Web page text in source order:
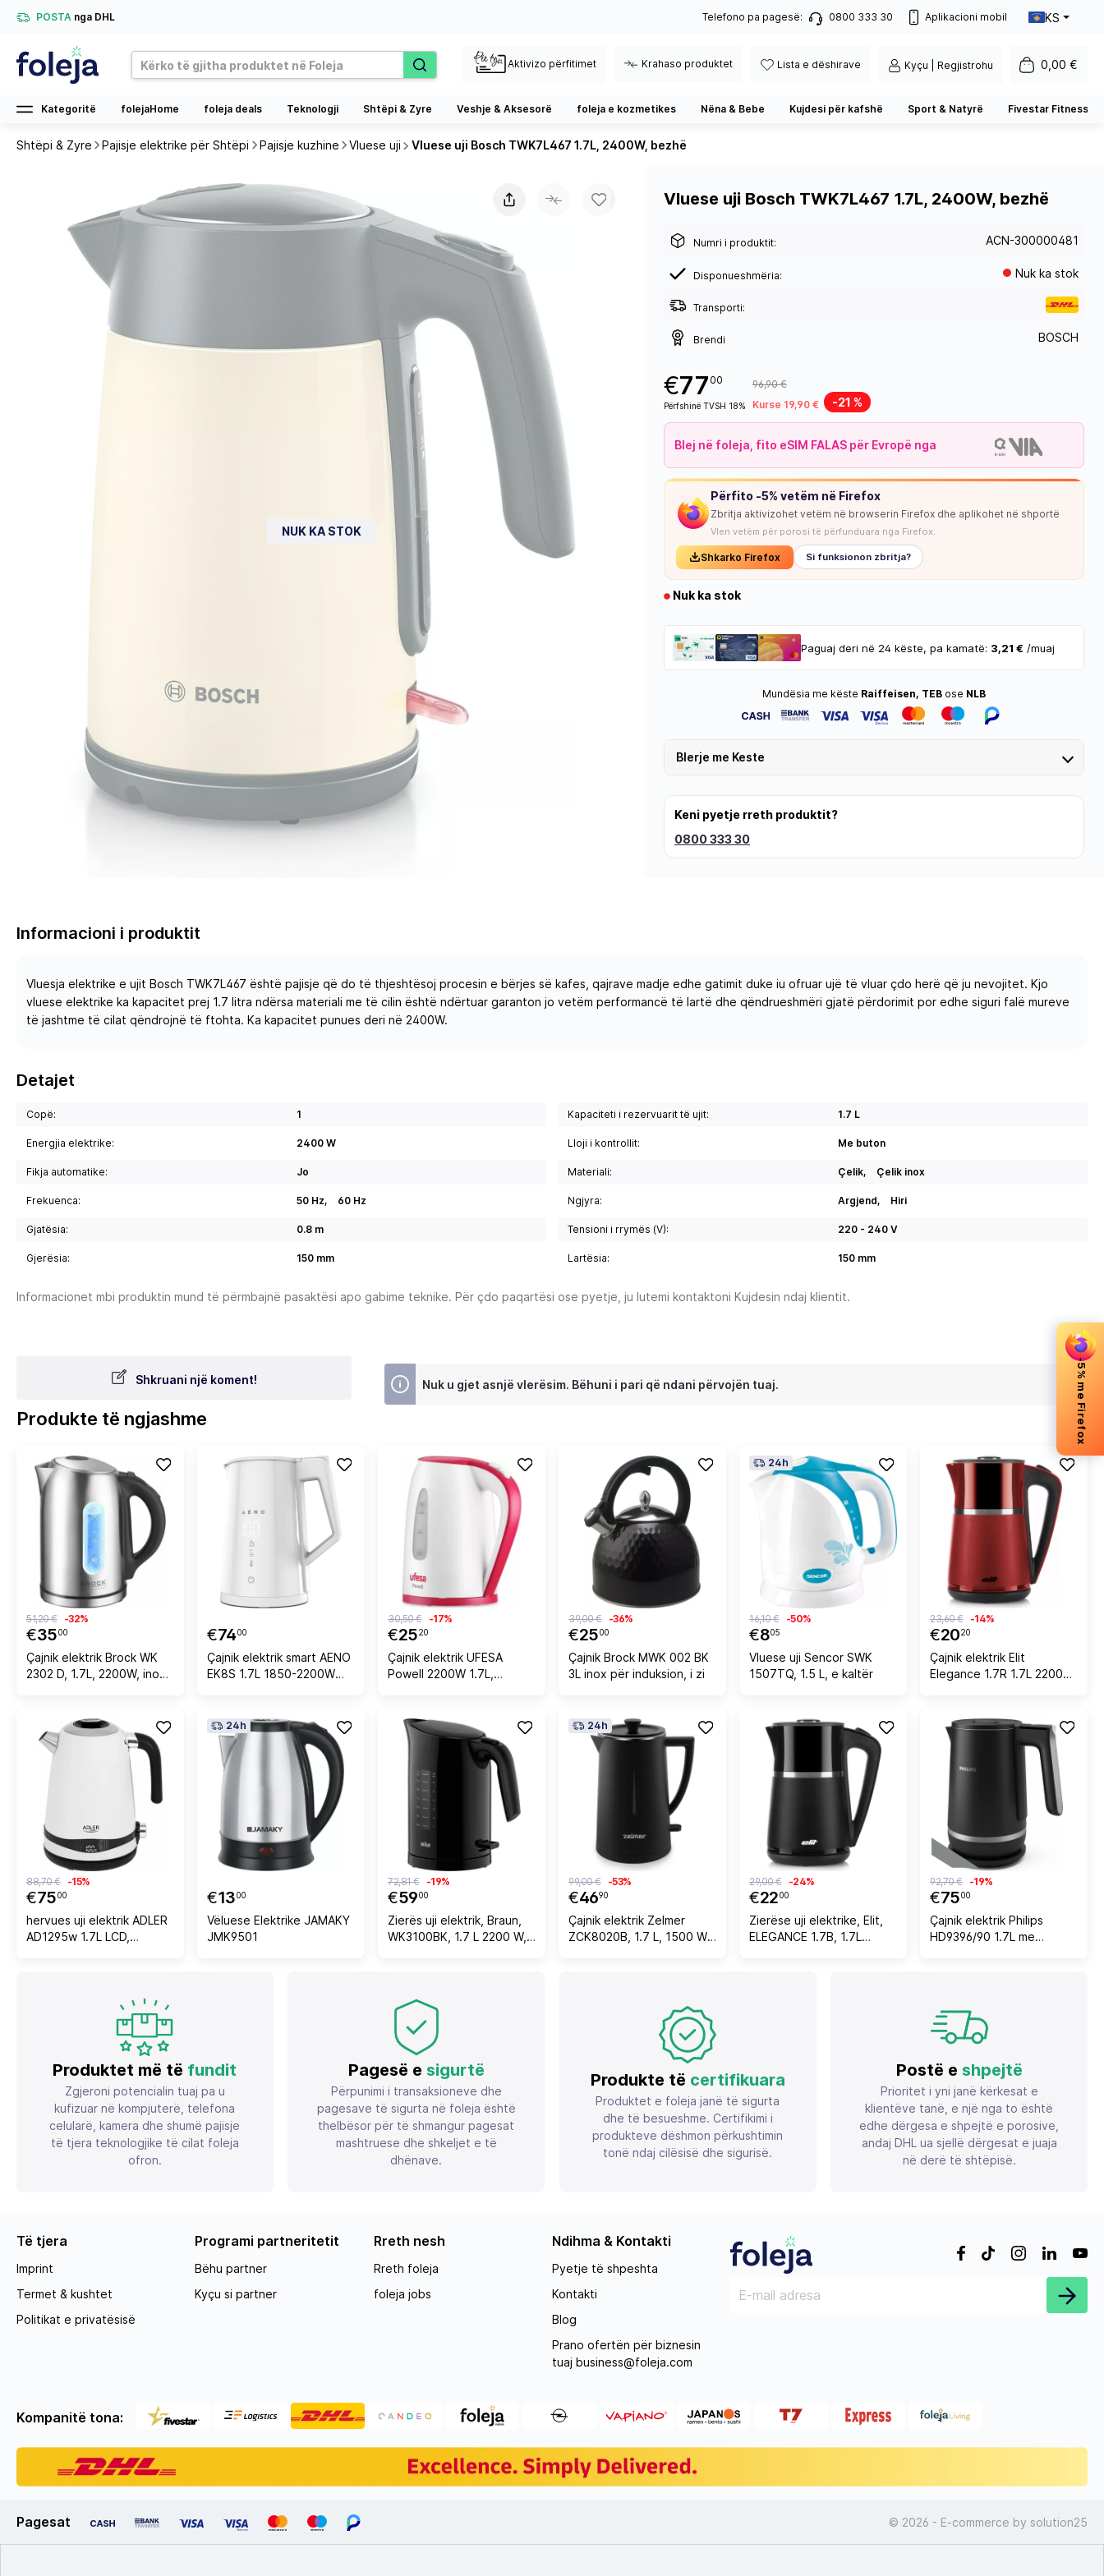
POSTA nga DHL Telefono pa pagesë: 0800 333 30 Aplikacioni mobil KS
Aktivizo përfitimet Krahaso produktet Lista e dëshirave Kyçu | Regjistrohu 0,00 €
Kategoritë folejaHome foleja deals Teknologji Shtëpi & Zyre Veshje & Aksesorë foleja e kozmetikes Nëna & Bebe Kujdesi për kafshë Sport & Natyrë Fivestar Fitness
Shtëpi & Zyre Pajisje elektrike për Shtëpi Pajisje kuzhine Vluese uji Vluese uji Bosch TWK7L467 1.7L, 2400W, bezhë
NUK KA STOK
Vluese uji Bosch TWK7L467 1.7L, 2400W, bezhë
Numri i produktit: ACN-300000481
Disponueshmëria: Nuk ka stok
Transporti:
Brendi BOSCH
€77 00
Përfshinë TVSH 18%
96,90 €
Kurse 19,90 €
-21 %
Blej në foleja, fito eSIM FALAS për Evropë nga
Përfito -5% vetëm në Firefox
Zbritja aktivizohet vetëm në browserin Firefox dhe aplikohet në shportë
Vlen vetëm për porosi të përfunduara nga Firefox.
Shkarko Firefox Si funksionon zbritja?
Nuk ka stok
Paguaj deri në 24 këste, pa kamatë: 3,21 € /muaj
-5% me Firefox
Mundësia me këste Raiffeisen, TEB ose NLB
Blerje me Keste
Keni pyetje rreth produktit?
0800 333 30
Informacioni i produktit
Vluesja elektrike e ujit Bosch TWK7L467 është pajisje që do të thjeshtësoj procesin e bërjes së kafes, qajrave madje edhe gatimit duke iu ofruar ujë të vluar çdo herë që ju nevojitet. Kjo
vluese elektrike ka kapacitet prej 1.7 litra ndërsa materiali me të cilin është ndërtuar garanton jo vetëm performancë të lartë dhe qëndrueshmëri gjatë përdorimit por edhe siguri falë mureve
të jashtme të cilat qëndrojnë të ftohta. Ka kapacitet punues deri në 2400W.
Detajet
Copë: 1
Energjia elektrike: 2400 W
Fikja automatike: Jo
Frekuenca: 50 Hz, 60 Hz
Gjatësia: 0.8 m
Gjerësia: 150 mm
Kapaciteti i rezervuarit të ujit: 1.7 L
Lloji i kontrollit: Me buton
Materiali: Çelik, Çelik inox
Ngjyra: Argjend, Hiri
Tensioni i rrymës (V): 220 - 240 V
Lartësia: 150 mm
Informacionet mbi produktin mund të përmbajnë pasaktësi apo gabime teknike. Për çdo paqartësi ose pyetje, ju lutemi kontaktoni Kujdesin ndaj klientit.
Shkruani një koment! Nuk u gjet asnjë vlerësim. Bëhuni i pari që ndani përvojën tuaj.
Produkte të ngjashme
€3500
51,20 € -32%
Çajnik elektrik Brock WK
2302 D, 1.7L, 2200W, inox,
€7400
Çajnik elektrik smart AENO
EK8S 1.7L 1850-2200W
€2520
30,50 € -17%
Çajnik elektrik UFESA
Powell 2200W 1.7L,
€2500
39,00 € -36%
Çajnik Brock MWK 002 BK
3L inox për induksion, i zi
24h
€805
16,10 € -50%
Vluese uji Sencor SWK
1507TQ, 1.5 L, e kaltër
€2020
23,60 € -14%
Çajnik elektrik Elit
Elegance 1.7R 1.7L 2200W,
€7500
88,70 € -15%
hervues uji elektrik ADLER
AD1295w 1.7L LCD,
24h
€1300
Vëluese Elektrike JAMAKY
JMK9501
€5900
72,81 € -19%
Zierës uji elektrik, Braun,
WK3100BK, 1.7 L 2200 W,
24h
€4690
99,00 € -53%
Çajnik elektrik Zelmer
ZCK8020B, 1.7 L, 1500 W, i
€2200
29,00 € -24%
Zierëse uji elektrike, Elit,
ELEGANCE 1.7B, 1.7L
€7500
92,70 € -19%
Çajnik elektrik Philips
HD9396/90 1.7L me
Produktet më të fundit
Zgjeroni potencialin tuaj pa u
kufizuar në kompjuterë, telefona
celularë, kamera dhe shumë pajisje
të tjera teknologjike të cilat foleja
ofron.
Pagesë e sigurtë
Përpunimi i transaksioneve dhe
pagesave të sigurta në foleja është
thelbësor për të shmangur pagesat
mashtruese dhe shkeljet e të
dhënave.
Produkte të certifikuara
Produktet e foleja janë të sigurta
dhe të besueshme. Certifikimi i
produkteve dëshmon përkushtimin
tonë ndaj cilësisë dhe sigurisë.
Postë e shpejtë
Prioritet i yni janë kërkesat e
klientëve tanë, e një nga to është
edhe dërgesa e shpejtë e porosive,
andaj DHL ua sjellë dërgesat e juaja
në derë të shtëpisë.
Të tjera
Imprint
Termet & kushtet
Politikat e privatësisë
Programi partneritetit
Bëhu partner
Kyçu si partner
Rreth nesh
Rreth foleja
foleja jobs
Ndihma & Kontakti
Pyetje të shpeshta
Kontakti
Blog
Prano ofertën për biznesin
tuaj business@foleja.com
Kompanitë tona:
Pagesat © 2026 - E-commerce by solution25